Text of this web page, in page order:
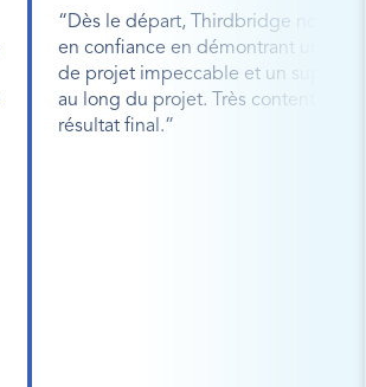
“Dès le départ, Thirdbridge nous a
en confiance en démontrant une
de projet impeccable et un support
au long du projet. Très content du
résultat final.”